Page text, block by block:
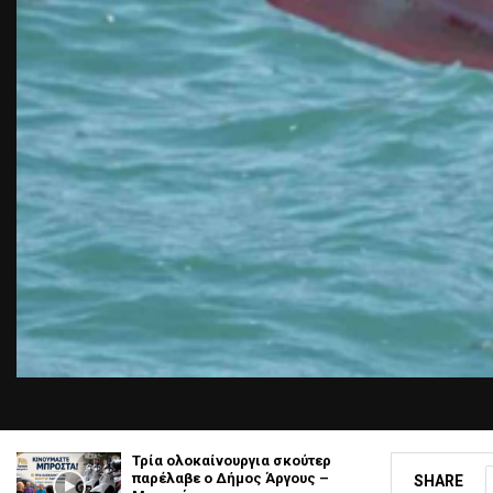
SHARE
Τρία ολοκαίνουργια σκούτερ
παρέλαβε o Δήμος Άργους –